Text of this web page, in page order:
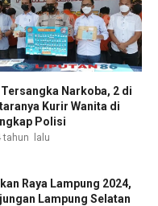
Tersangka Narkoba, 2 di
Kurir Wanita di
Polisi
tahun lalu
Raya Lampung 2024,
Lampung Selatan